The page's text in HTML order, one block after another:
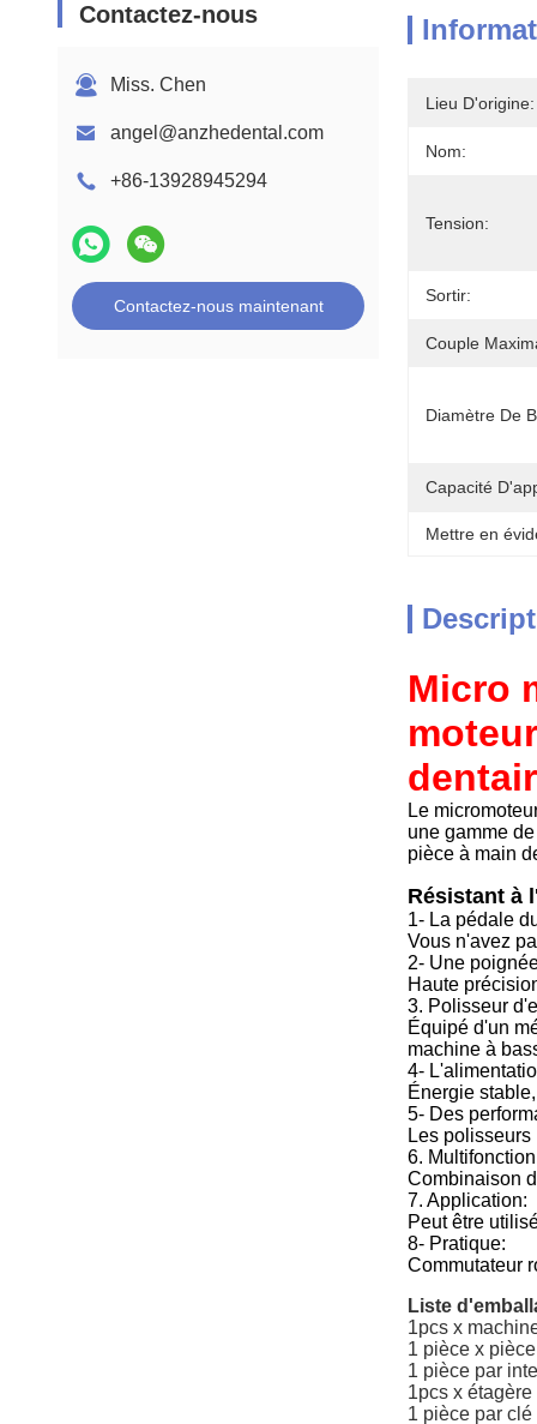
Contactez-nous
Miss. Chen
angel@anzhedental.com
+86-13928945294
Contactez-nous maintenant
Lieu D'origine:
Nom:
Tension:
Sortir:
Couple
Diamètre De
Capacité
Mettre en
Micro
Le
une gamme
pièce à main
Résistant à
1- La pédale
Vous n'avez
2- Une
Haute
3. Polisseur
Équipé d'un
machine à
4-
Énergie
5- Des
Les
6.
Combinaison
7. Application:
Peut être
8- Pratique:
Commutateur
Liste
1pcs x
1 pièce x
1 pièce par
1pcs x
1 pièce par